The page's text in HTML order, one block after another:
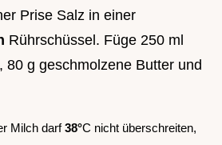
Prise Salz in einer
Rührschüssel. Füge 250 ml
80 g geschmolzene Butter und
Milch darf38°C nicht überschreiten,